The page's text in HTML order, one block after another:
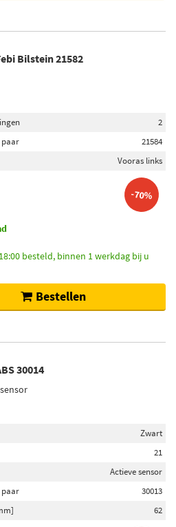
Bilstein 21582
2
21584
Vooras links
-70%
besteld, binnen 1 werkdag bij u
Bestellen
30014
Zwart
21
Actieve sensor
30013
62